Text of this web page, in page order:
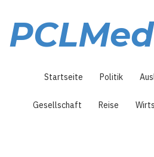
Inhalt
Startseite Politik
Gesellschaft Reise